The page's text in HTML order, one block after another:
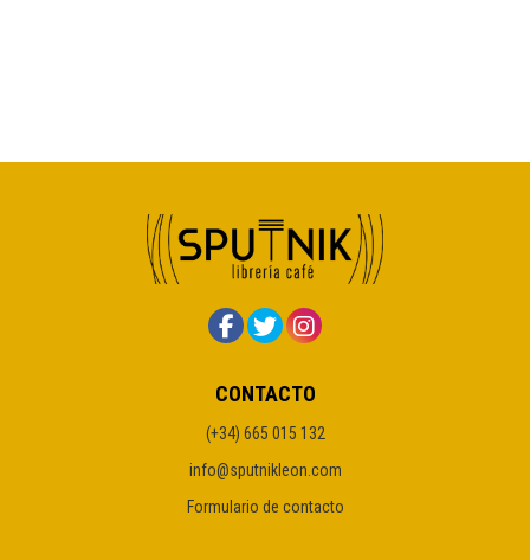
CONTACTO
(+34) 665 015 132
info@sputnikleon.com
Formulario de contacto